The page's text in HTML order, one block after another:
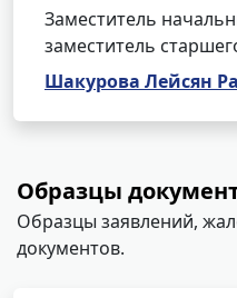
Заместитель
заместитель
Шакурова Лейсян
Образцы
Образцы заявлений,
документов.